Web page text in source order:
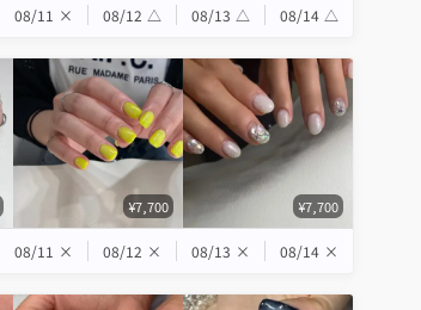
08/11 × 08/12 △ 08/13 △ 08/14 △
¥7,700 ¥7,700
08/11 × 08/12 × 08/13 × 08/14 ×